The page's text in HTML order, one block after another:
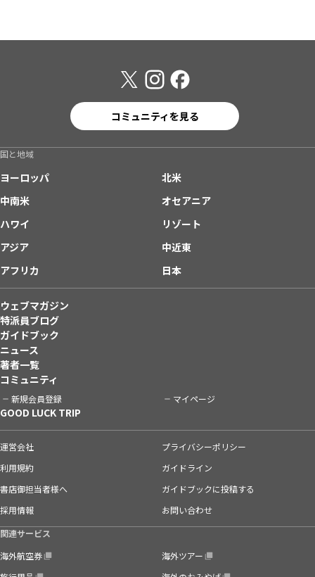
コミュニティを見る
国と地域
ヨーロッパ
北米
中南米
オセアニア
ハワイ
リゾート
アジア
中近東
アフリカ
日本
ウェブマガジン
特派員ブログ
ガイドブック
ニュース
著者一覧
コミュニティ
新規会員登録 マイページ
GOOD LUCK TRIP
運営会社
プライバシーポリシー
利用規約
ガイドライン
書店御担当者様へ
ガイドブックに投稿する
採用情報
お問い合わせ
関連サービス
海外航空券
海外ツアー